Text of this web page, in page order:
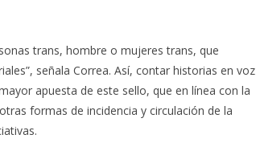
trans, hombre o mujeres trans, que
señala Correa. Así, contar historias en voz
apuesta de este sello, que en línea con la
formas de incidencia y circulación de la